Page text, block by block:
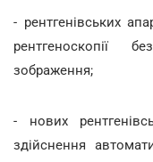
- рентгенівських
рентгеноскопії
зображення;
- нових
здійснення